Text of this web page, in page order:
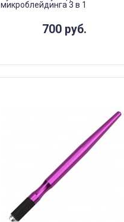
микроблейдинга 3 в 1
700 руб.